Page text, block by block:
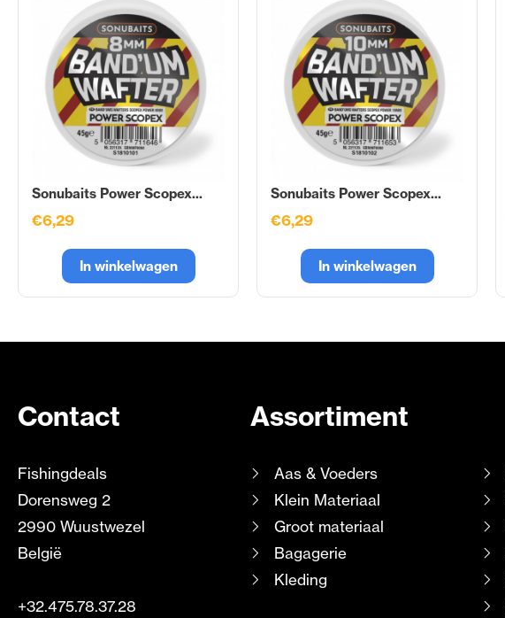
Sonubaits Power Scopex...
€6,29
In winkelwagen
Sonubaits Power Scopex...
€6,29
In winkelwagen
Contact
Fishingdeals
Dorensweg 2
2990 Wuustwezel
België
+32.475.78.37.28
Assortiment
Aas & Voeders
Klein Materiaal
Groot materiaal
Bagagerie
Kleding